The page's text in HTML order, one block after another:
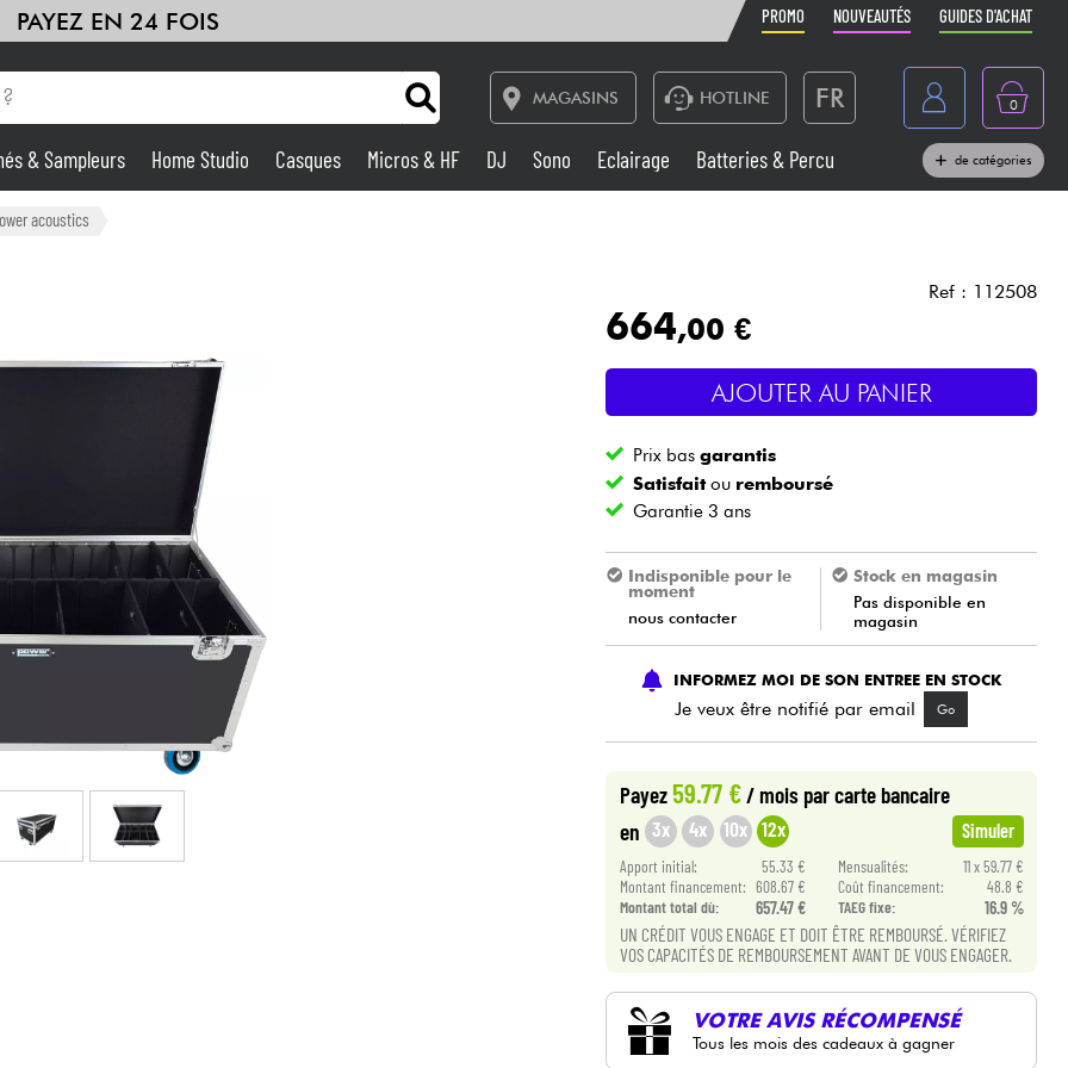
PAYEZ EN 24 FOIS PROMO NOUVEAUTÉS GUIDES D'ACHAT
MAGASINS HOTLINE FR
Belgique
België
Nederland
0
Sono
Batteries & Percu Vents
Eveil Musical Câbles & Access.
Packs
Voir nos marques
& Sampleurs Home Studio Casques Micros & HF DJ Sono Eclairage
Batteries & Percu
de catégories
acoustics
Ref : 112508
664,00 €
AJOUTER AU PANIER
Prix basgarantis
Satisfaitou remboursé
Garantie 3 ans
Indisponible pour le
moment
nous contacter
Stock en magasin
Pas disponible en
magasin
INFORMEZ MOI DE SON ENTREE EN STOCK
Je veux être notifié par email Go
Payez59.77 €/ mois par carte bancaire
en 3x 4x 10x 12x Simuler
Apport initial: 55.33 € Mensualités:
11 x 59.77 €
Montant financement: 608.67 € Coût financement:
48.8 €
Montant total dù:
657.47 € TAEG fixe: 16.9 %
UN CRÉDIT VOUS ENGAGE ET DOIT ÊTRE REMBOURSÉ. VÉRIFIEZ
VOS CAPACITÉS DE REMBOURSEMENT AVANT DE VOUS ENGAGER.
VOTRE AVIS RÉCOMPENSÉ
Tous les mois des cadeaux à gagner